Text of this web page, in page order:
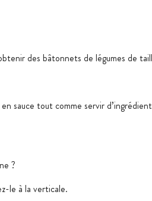
des bâtonnets de légumes de
sauce tout comme servir
?
le à la verticale.